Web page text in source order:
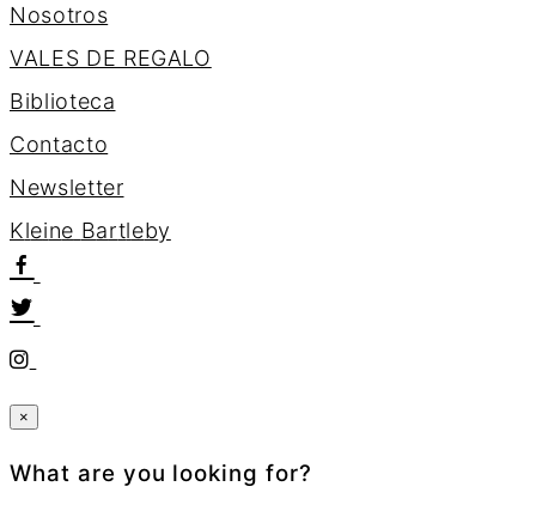
Nosotros
VALES DE REGALO
Biblioteca
Contacto
Newsletter
Kleine Bartleby
×
What are you looking for?